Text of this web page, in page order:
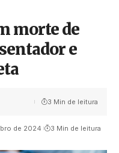
morte de
e
de 2024 3 Min de leitura
3 Min de leitura